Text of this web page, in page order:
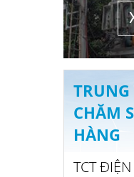
CHĂM
HÀNG
TCT